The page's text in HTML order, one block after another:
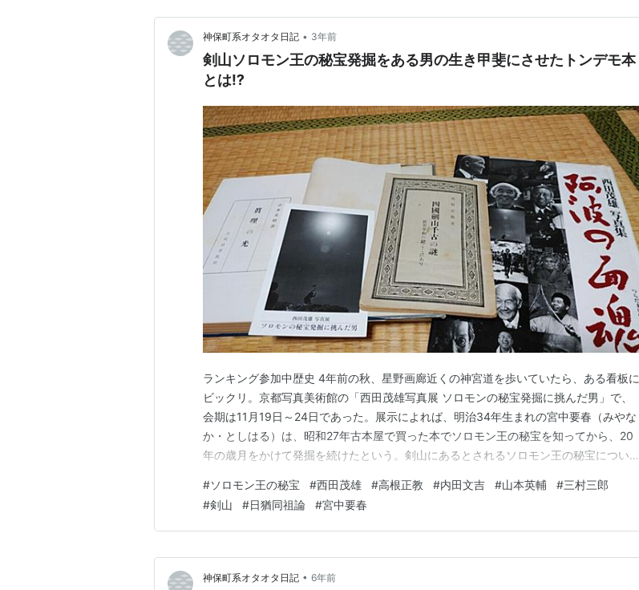
神保町系オタオタ日記 • 3年前
剣山ソロモン王の秘宝発掘をある男の生き甲斐にさせたトンデモ本
とは⁉
ランキング参加中歴史 4年前の秋、星野画廊近くの神宮道を歩いていたら、ある看板に
ビックリ。京都写真美術館の「西田茂雄写真展 ソロモンの秘宝発掘に挑んだ男」で、
会期は11月19日～24日であった。展示によれば、明治34年生まれの宮中要春（みやな
か・としはる）は、昭和27年古本屋で買った本でソロモン王の秘宝を知ってから、20
年の歳月をかけて発掘を続けたという。剣山にあるとされるソロモン王の秘宝について
保町系オタオタ日記」、「剣山に隠されたソロモン王の秘宝をめぐる怪しい人達（その
２） - 神保町系オタオタ日記」などで紹…
#ソロモン王の秘宝 #西田茂雄 #高根正教 #内田文吉 #山本英輔 #三村三郎
#剣山 #日猶同祖論 #宮中要春
神保町系オタオタ日記 • 6年前